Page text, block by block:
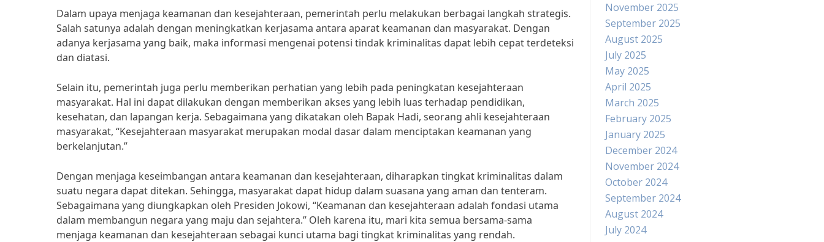
Dalam upaya menjaga keamanan dan kesejahteraan, pemerintah perlu melakukan berbagai langkah strategis.
Salah satunya adalah dengan meningkatkan kerjasama antara aparat keamanan dan masyarakat. Dengan
adanya kerjasama yang baik, maka informasi mengenai potensi tindak kriminalitas dapat lebih cepat terdeteksi
dan diatasi.
Selain itu, pemerintah juga perlu memberikan perhatian yang lebih pada peningkatan kesejahteraan
masyarakat. Hal ini dapat dilakukan dengan memberikan akses yang lebih luas terhadap pendidikan,
kesehatan, dan lapangan kerja. Sebagaimana yang dikatakan oleh Bapak Hadi, seorang ahli kesejahteraan
masyarakat, “Kesejahteraan masyarakat merupakan modal dasar dalam menciptakan keamanan yang
berkelanjutan.”
Dengan menjaga keseimbangan antara keamanan dan kesejahteraan, diharapkan tingkat kriminalitas dalam
suatu negara dapat ditekan. Sehingga, masyarakat dapat hidup dalam suasana yang aman dan tenteram.
Sebagaimana yang diungkapkan oleh Presiden Jokowi, “Keamanan dan kesejahteraan adalah fondasi utama
dalam membangun negara yang maju dan sejahtera.” Oleh karena itu, mari kita semua bersama-sama
menjaga keamanan dan kesejahteraan sebagai kunci utama bagi tingkat kriminalitas yang rendah.
November 2025
September 2025
August 2025
July 2025
May 2025
April 2025
March 2025
February 2025
January 2025
December 2024
November 2024
October 2024
September 2024
August 2024
July 2024